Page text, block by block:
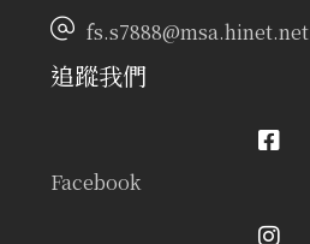
fs.s7888@msa.hinet.net
追蹤我們
Facebook